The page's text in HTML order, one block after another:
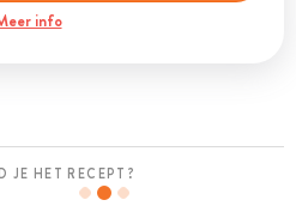
info
JE HET RECEPT?